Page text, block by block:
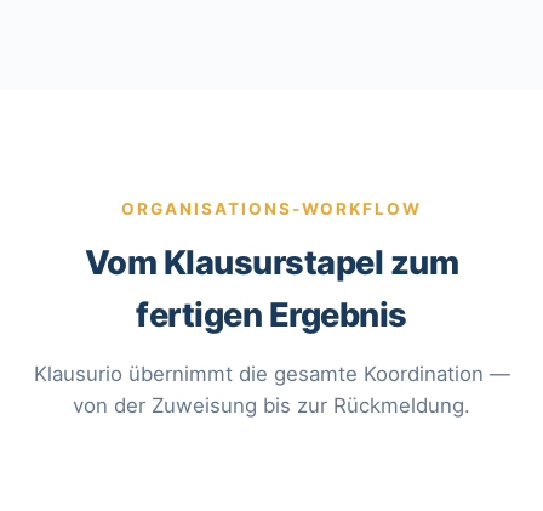
ORGANISATIONS-WORKFLOW
Vom Klausurstapel zum
fertigen Ergebnis
Klausurio übernimmt die gesamte Koordination —
von der Zuweisung bis zur Rückmeldung.